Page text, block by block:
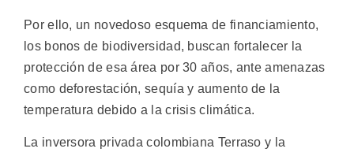
Por ello, un novedoso esquema de financiamiento,
los bonos de biodiversidad, buscan fortalecer la
protección de esa área por 30 años, ante amenazas
como deforestación, sequía y aumento de la
temperatura debido a la crisis climática.
La inversora privada colombiana Terraso y la